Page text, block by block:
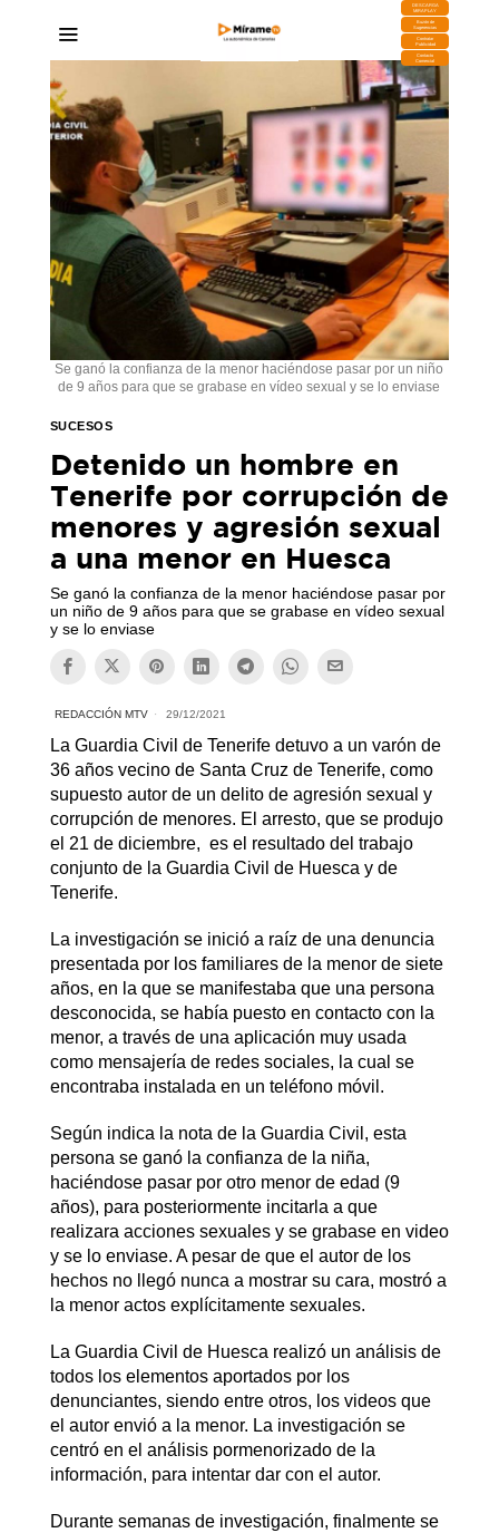
DESCARGA
MIRAPLAY
Buzón de
Sugerencias
Contratar
Publicidad
Contacto
Comercial
Se ganó la confianza de la menor haciéndose pasar por un niño
de 9 años para que se grabase en vídeo sexual y se lo enviase
SUCESOS
Detenido un hombre en
Tenerife por corrupción de
menores y agresión sexual
a una menor en Huesca
Se ganó la confianza de la menor haciéndose pasar por
un niño de 9 años para que se grabase en vídeo sexual
y se lo enviase
REDACCIÓN MTV 29/12/2021
La Guardia Civil de Tenerife detuvo a un varón de
36 años vecino de Santa Cruz de Tenerife, como
supuesto autor de un delito de agresión sexual y
corrupción de menores. El arresto, que se produjo
el 21 de diciembre, es el resultado del trabajo
conjunto de la Guardia Civil de Huesca y de
Tenerife.
La investigación se inició a raíz de una denuncia
presentada por los familiares de la menor de siete
años, en la que se manifestaba que una persona
desconocida, se había puesto en contacto con la
menor, a través de una aplicación muy usada
como mensajería de redes sociales, la cual se
encontraba instalada en un teléfono móvil.
Según indica la nota de la Guardia Civil, esta
persona se ganó la confianza de la niña,
haciéndose pasar por otro menor de edad (9
años), para posteriormente incitarla a que
realizara acciones sexuales y se grabase en video
y se lo enviase. A pesar de que el autor de los
hechos no llegó nunca a mostrar su cara, mostró a
la menor actos explícitamente sexuales.
La Guardia Civil de Huesca realizó un análisis de
todos los elementos aportados por los
denunciantes, siendo entre otros, los videos que
el autor envió a la menor. La investigación se
centró en el análisis pormenorizado de la
información, para intentar dar con el autor.
Durante semanas de investigación, finalmente se